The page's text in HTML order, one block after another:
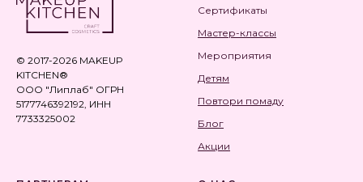
© 2017-2026 MAKEUP
KITCHEN®
ООО "Липлаб" ОГРН
5177746392192, ИНН
7733325002
Сертификаты
Мастер-классы
Мероприятия
Детям
Повтори помаду
Блог
Акции